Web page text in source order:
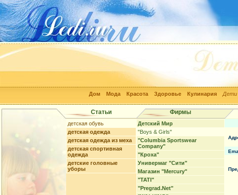
Дом Мода Красота Здоровье Кулинария Дети
Статьи Фирмы
детская обувь
детская одежда
детская одежда из меха
детская спортивная
одежда
детские головные
уборы
Детский Мир
"Boys & Girls"
"Columbia Sportswear
Company"
"Кроха"
Универмаг "Сити"
Магазин "Mercury"
"TATI"
"Pregrad.Net"